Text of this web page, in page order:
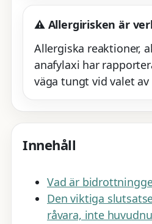
⚠️ Allergirisken är
Allergiska reaktioner,
anafylaxi har
väga tungt vid valet
Innehåll
Vad är
Den viktiga
råvara, inte